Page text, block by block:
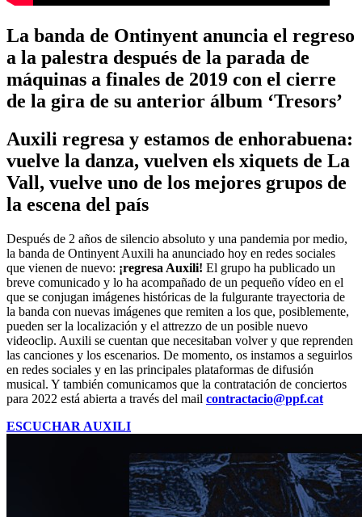
La banda de Ontinyent anuncia el regreso
a la palestra después de la parada de
máquinas a finales de 2019 con el cierre
de la gira de su anterior álbum ‘Tresors’
Auxili regresa y estamos de enhorabuena:
vuelve la danza, vuelven els xiquets de La
Vall, vuelve uno de los mejores grupos de
la escena del país
Después de 2 años de silencio absoluto y una pandemia por medio,
la banda de Ontinyent Auxili ha anunciado hoy en redes sociales
que vienen de nuevo: ¡regresa Auxili! El grupo ha publicado un
breve comunicado y lo ha acompañado de un pequeño vídeo en el
que se conjugan imágenes históricas de la fulgurante trayectoria de
la banda con nuevas imágenes que remiten a los que, posiblemente,
pueden ser la localización y el attrezzo de un posible nuevo
videoclip. Auxili se cuentan que necesitaban volver y que reprenden
las canciones y los escenarios. De momento, os instamos a seguirlos
en redes sociales y en las principales plataformas de difusión
musical. Y también comunicamos que la contratación de conciertos
para 2022 está abierta a través del mail contractacio@ppf.cat
ESCUCHAR AUXILI